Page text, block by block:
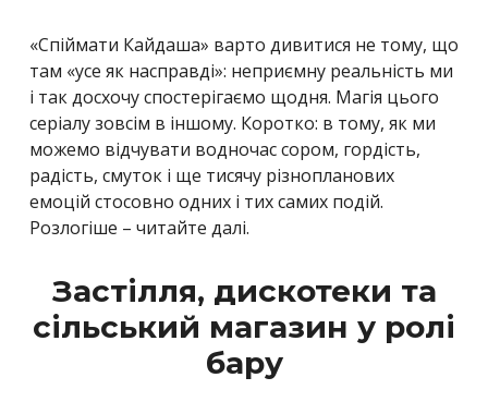
«Спіймати Кайдаша» варто дивитися не тому, що
там «усе як насправді»: неприємну реальність ми
і так досхочу спостерігаємо щодня. Магія цього
серіалу зовсім в іншому. Коротко: в тому, як ми
можемо відчувати водночас сором, гордість,
радість, смуток і ще тисячу різнопланових
емоцій стосовно одних і тих самих подій.
Розлогіше – читайте далі.
Застілля, дискотеки та
сільський магазин у ролі
бару